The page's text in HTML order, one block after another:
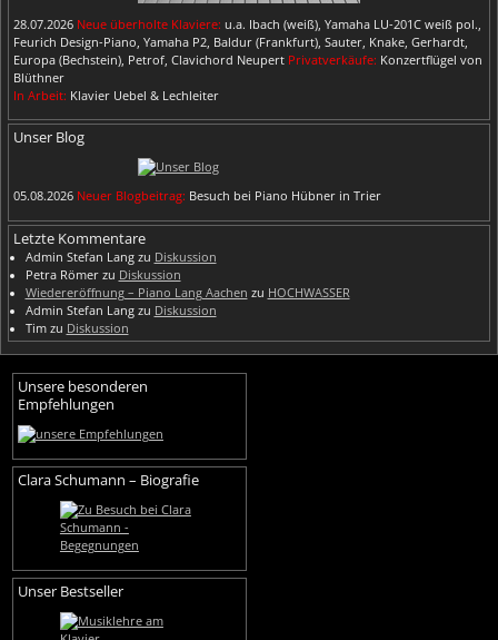
28.07.2026 Neue überholte Klaviere: u.a. Ibach (weiß), Yamaha LU-201C weiß pol.,
Feurich Design-Piano, Yamaha P2, Baldur (Frankfurt), Sauter, Knake, Gerhardt,
Europa (Bechstein), Petrof, Clavichord Neupert Privatverkäufe: Konzertflügel von
Blüthner
In Arbeit: Klavier Uebel & Lechleiter
Unser Blog
05.08.2026 Neuer Blogbeitrag: Besuch bei Piano Hübner in Trier
Letzte Kommentare
Admin Stefan Langzu Diskussion
Petra Römerzu Diskussion
Wiedereröffnung – Piano Lang Aachen zu HOCHWASSER
Admin Stefan Langzu Diskussion
Timzu Diskussion
Unsere besonderen
Empfehlungen
Clara Schumann – Biografie
Unser Bestseller